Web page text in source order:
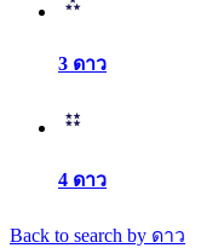
3 ดาว
4 ดาว
Back to search by ดาว